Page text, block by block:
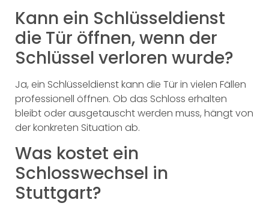
Kann ein Schlüsseldienst
die Tür öffnen, wenn der
Schlüssel verloren wurde?
Ja, ein Schlüsseldienst kann die Tür in vielen Fällen
professionell öffnen. Ob das Schloss erhalten
bleibt oder ausgetauscht werden muss, hängt von
der konkreten Situation ab.
Was kostet ein
Schlosswechsel in
Stuttgart?